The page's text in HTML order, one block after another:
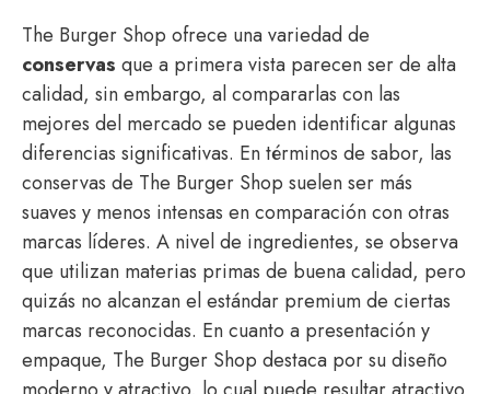
The Burger Shop ofrece una variedad de
conservas que a primera vista parecen ser de alta
calidad, sin embargo, al compararlas con las
mejores del mercado se pueden identificar algunas
diferencias significativas. En términos de sabor, las
conservas de The Burger Shop suelen ser más
suaves y menos intensas en comparación con otras
marcas líderes. A nivel de ingredientes, se observa
que utilizan materias primas de buena calidad, pero
quizás no alcanzan el estándar premium de ciertas
marcas reconocidas. En cuanto a presentación y
empaque, The Burger Shop destaca por su diseño